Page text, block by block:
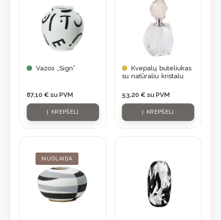
Vazos „Sign”
87,10 € su PVM
Į KREPŠELĮ
Kvepalų buteliukas
su natūraliu kristalu
53,20 € su PVM
Į KREPŠELĮ
NUOLAIDA
was:
84,70 €.
is: